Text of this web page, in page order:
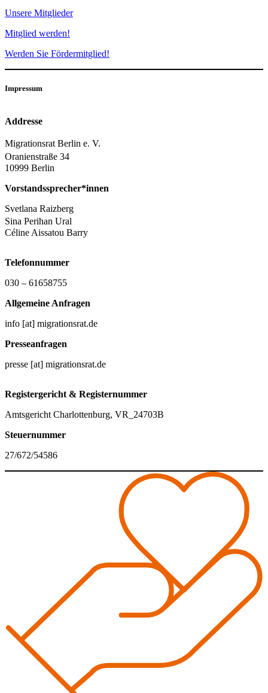
Unsere Mitglieder
Mitglied werden!
Werden Sie Fördermitglied!
Impressum
Addresse
Migrationsrat Berlin e. V.
Oranienstraße 34
10999 Berlin
Vorstandssprecher*innen
Svetlana Raizberg
Sina Perihan Ural
Céline Aissatou Barry
Telefonnummer
030 – 61658755
Allgemeine Anfragen
info [at] migrationsrat.de
Presseanfragen
presse [at] migrationsrat.de
Registergericht & Registernummer
Amtsgericht Charlottenburg, VR_24703B
Steuernummer
27/672/54586